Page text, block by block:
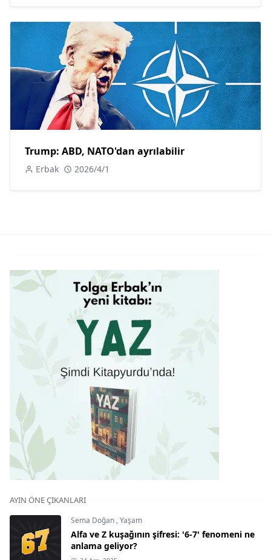
Trump: ABD, NATO'dan ayrılabilir
Erbak 2026/4/1
AYIN ÖNE ÇIKANLARI
Sema Doğan ,Yaşam
Alfa ve Z kuşağının şifresi: '6-7' fenomeni ne
anlama geliyor?